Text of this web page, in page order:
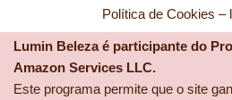
Política de Cookies –
Lumin Beleza é participante do
Amazon Services LLC.
Este programa permite que o site